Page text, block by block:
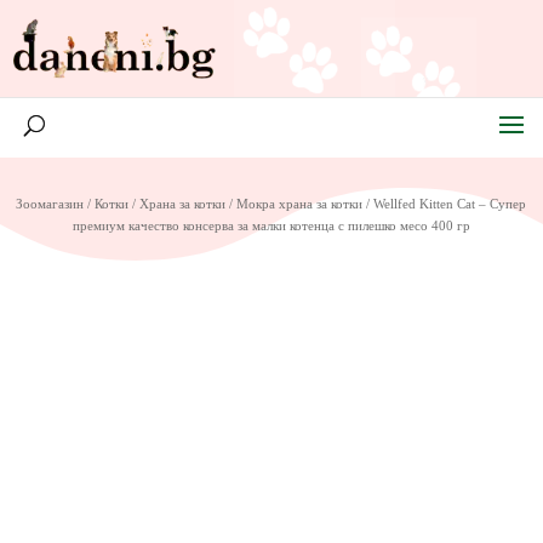
Зоомагазин /Котки / Храна за котки /Мокра храна за котки / Wellfed Kitten Cat – Супер
премиум качество консерва за малки котенца с пилешко месо 400 гр